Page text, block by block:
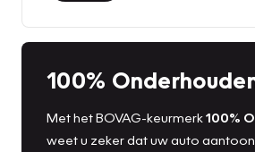
100%
Met het BOVAG-keurmerk100%
weet u zeker dat uw auto